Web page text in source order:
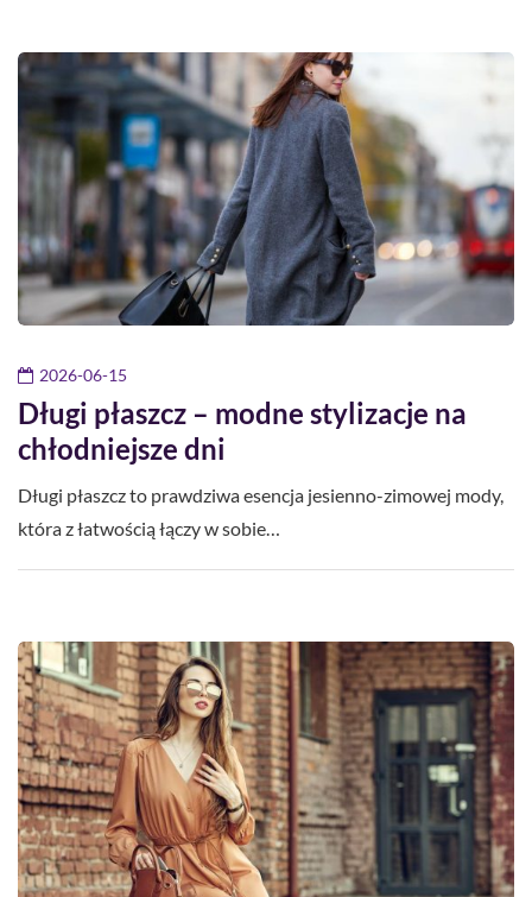
2026-06-15
Długi płaszcz – modne stylizacje na
chłodniejsze dni
Długi płaszcz to prawdziwa esencja jesienno-zimowej mody,
która z łatwością łączy w sobie…